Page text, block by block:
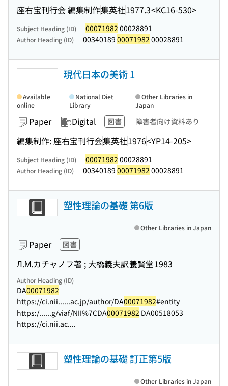
座右宝刊行会 編集制作集英社1977.3<KC16-530>
Subject Heading (ID) 00071982 00028891
Author Heading (ID) 00340189 00071982 00028891
現代日本の美術 1
Paper Digital 図書 障害者向け資料あり
編集制作: 座右宝刊行会集英社1976<YP14-205>
Available
online
National Diet
Library
Other Libraries in
Japan
Subject Heading (ID) 00071982 00028891
Author Heading (ID) 00340189 00071982 00028891
塑性理論の基礎 第6版
Paper 図書
Л.М.カチャノフ著 ; 大橋義夫訳養賢堂1983
Other Libraries in Japan
Author Heading (ID)
DA00071982
https://ci.nii......ac.jp/author/DA00071982#entity
https:/......g/viaf/NII%7CDA00071982 DA00518053
https://ci.nii.ac....
塑性理論の基礎 訂正第5版
Other Libraries in Japan